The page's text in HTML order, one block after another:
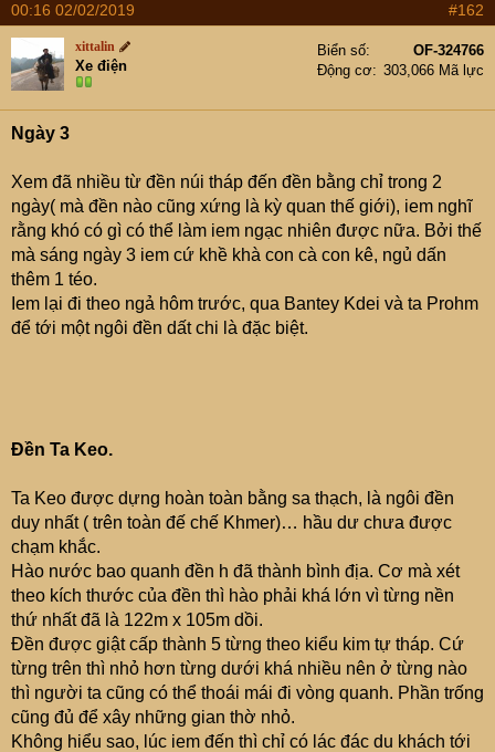
00:16 02/02/2019 #162
xittalin
Xe điện
Biển số
OF-324766
Động cơ
303,066 Mã lực
Ngày 3
Xem đã nhiều từ đền núi tháp đến đền bằng chỉ trong 2
ngày( mà đền nào cũng xứng là kỳ quan thế giới), iem nghĩ
rằng khó có gì có thể làm iem ngạc nhiên được nữa. Bởi thế
mà sáng ngày 3 iem cứ khề khà con cà con kê, ngủ dấn
thêm 1 téo.
Iem lại đi theo ngả hôm trước, qua Bantey Kdei và ta Prohm
để tới một ngôi đền dất chi là đặc biệt.
Đền Ta Keo.
Ta Keo được dựng hoàn toàn bằng sa thạch, là ngôi đền
duy nhất ( trên toàn đế chế Khmer)… hầu dư chưa được
chạm khắc.
Hào nước bao quanh đền h đã thành bình địa. Cơ mà xét
theo kích thước của đền thì hào phải khá lớn vì từng nền
thứ nhất đã là 122m x 105m dồi.
Đền được giật cấp thành 5 từng theo kiểu kim tự tháp. Cứ
từng trên thì nhỏ hơn từng dưới khá nhiều nên ở từng nào
thì người ta cũng có thể thoái mái đi vòng quanh. Phần trống
cũng đủ để xây những gian thờ nhỏ.
Không hiểu sao, lúc iem đến thì chỉ có lác đác du khách tới